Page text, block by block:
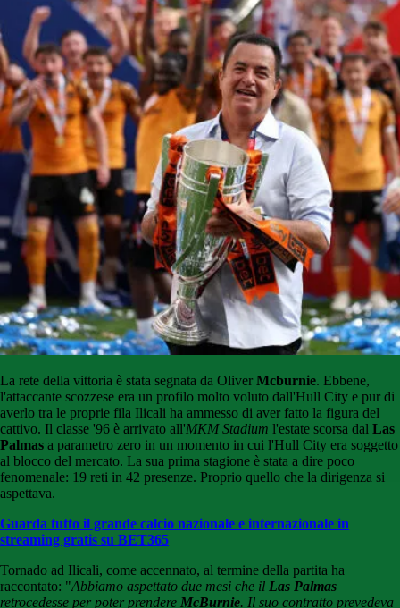
La rete della vittoria è stata segnata da Oliver Mcburnie. Ebbene,
l'attaccante scozzese era un profilo molto voluto dall'Hull City e pur di
averlo tra le proprie fila Ilicali ha ammesso di aver fatto la figura del
cattivo. Il classe '96 è arrivato all'MKM Stadium l'estate scorsa dal Las
Palmas a parametro zero in un momento in cui l'Hull City era soggetto
al blocco del mercato. La sua prima stagione è stata a dire poco
fenomenale: 19 reti in 42 presenze. Proprio quello che la dirigenza si
aspettava.
Guarda tutto il grande calcio nazionale e internazionale in
streaming gratis su BET365
Tornado ad Ilicali, come accennato, al termine della partita ha
raccontato: "Abbiamo aspettato due mesi che il Las Palmas
retrocedesse per poter prendere McBurnie. Il suo contratto prevedeva